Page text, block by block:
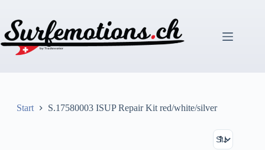
springen
Start S.17580003 ISUP Repair Kit red/white/silver